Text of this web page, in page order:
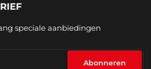
speciale aanbiedingen
Abonneren